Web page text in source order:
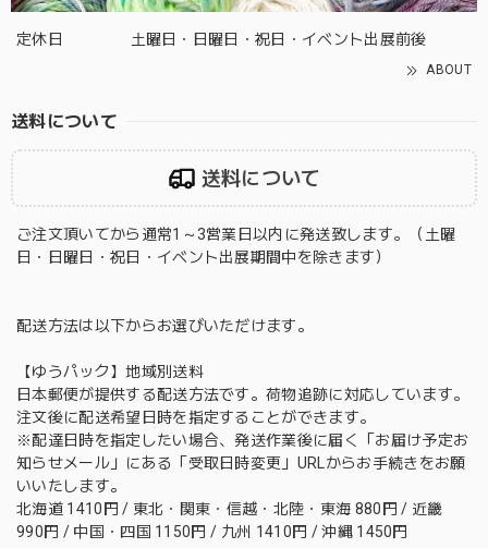
定休日 土曜日・日曜日・祝日・イベント出展前後
ABOUT
送料について
送料について
ご注文頂いてから通常1～3営業日以内に発送致します。（土曜
日・日曜日・祝日・イベント出展期間中を除きます）
配送方法は以下からお選びいただけます。
【ゆうパック】地域別送料
日本郵便が提供する配送方法です。荷物追跡に対応しています。
注文後に配送希望日時を指定することができます。
※配達日時を指定したい場合、発送作業後に届く「お届け予定お
知らせメール」にある「受取日時変更」URLからお手続きをお願
いいたします。
北海道 1410円 / 東北・関東・信越・北陸・東海 880円 / 近畿
990円 / 中国・四国 1150円 / 九州 1410円 / 沖縄 1450円